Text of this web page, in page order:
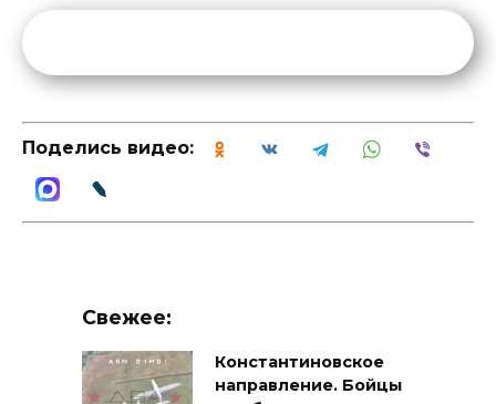
Поделись видео:
Свежее:
Константиновское
направление. Бойцы